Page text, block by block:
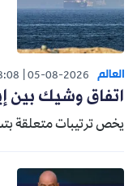
العالم 05-08-2026
اتفاق وشيك بين
يخص ترتيبات متعلقة